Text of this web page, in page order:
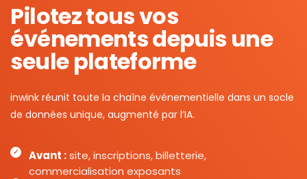
Pilotez tous vos
événements depuis une
seule plateforme
inwink réunit toute la chaîne événementielle dans un socle
de données unique, augmenté par l’IA.
Avant :site, inscriptions, billetterie,
commercialisation exposants